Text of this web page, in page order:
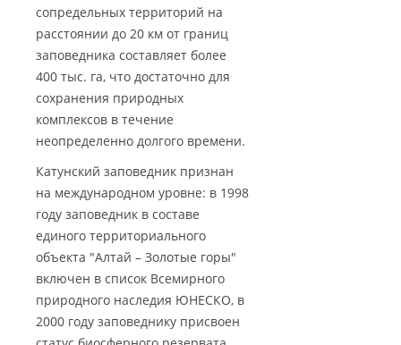
сопредельных территорий на
расстоянии до 20 км от границ
заповедника составляет более
400 тыс. га, что достаточно для
сохранения природных
комплексов в течение
неопределенно долгого времени.
Катунский заповедник признан
на международном уровне: в 1998
году заповедник в составе
единого территориального
объекта "Алтай – Золотые горы"
включен в список Всемирного
природного наследия ЮНЕСКО, в
2000 году заповеднику присвоен